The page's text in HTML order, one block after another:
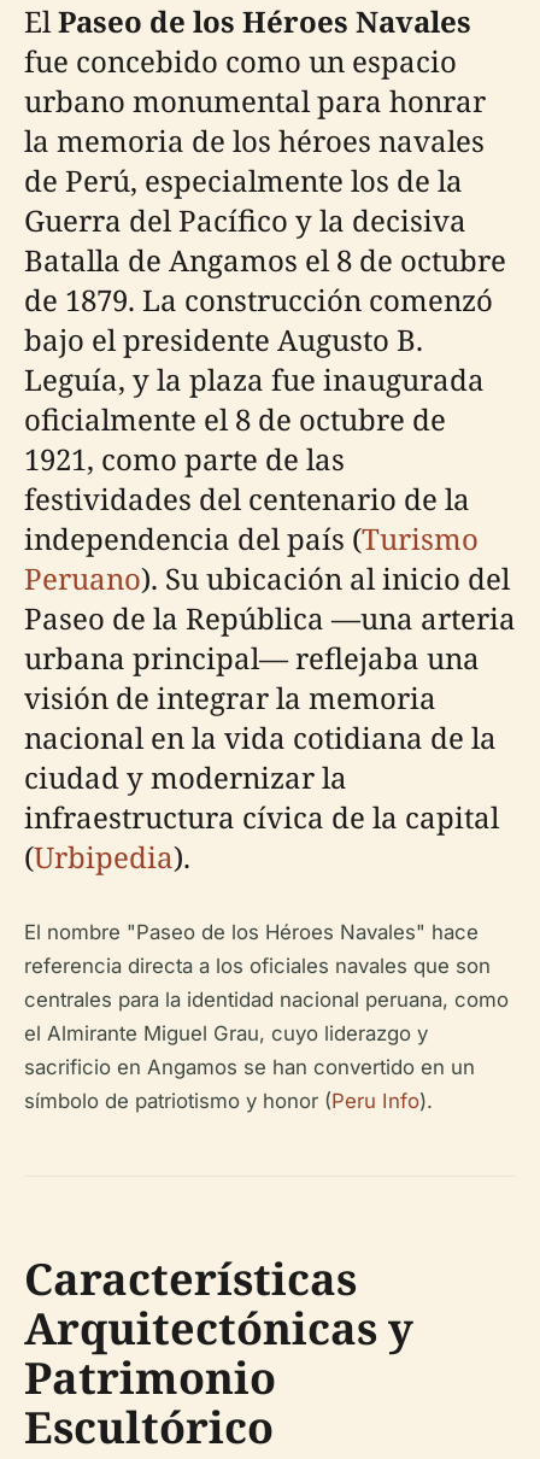
ElPaseo de los Héroes Navales
fue concebido como un espacio
urbano monumental para honrar
la memoria de los héroes navales
de Perú, especialmente los de la
Guerra del Pacífico y la decisiva
Batalla de Angamos el 8 de octubre
de 1879. La construcción comenzó
bajo el presidente Augusto B.
Leguía, y la plaza fue inaugurada
oficialmente el 8 de octubre de
1921, como parte de las
festividades del centenario de la
independencia del país (Turismo
Peruano). Su ubicación al inicio del
Paseo de la República —una arteria
urbana principal— reflejaba una
visión de integrar la memoria
nacional en la vida cotidiana de la
ciudad y modernizar la
infraestructura cívica de la capital
(Urbipedia).
El nombre "Paseo de los Héroes Navales" hace
referencia directa a los oficiales navales que son
centrales para la identidad nacional peruana, como
el Almirante Miguel Grau, cuyo liderazgo y
sacrificio en Angamos se han convertido en un
símbolo de patriotismo y honor (Peru Info).
Características
Arquitectónicas y
Patrimonio
Escultórico